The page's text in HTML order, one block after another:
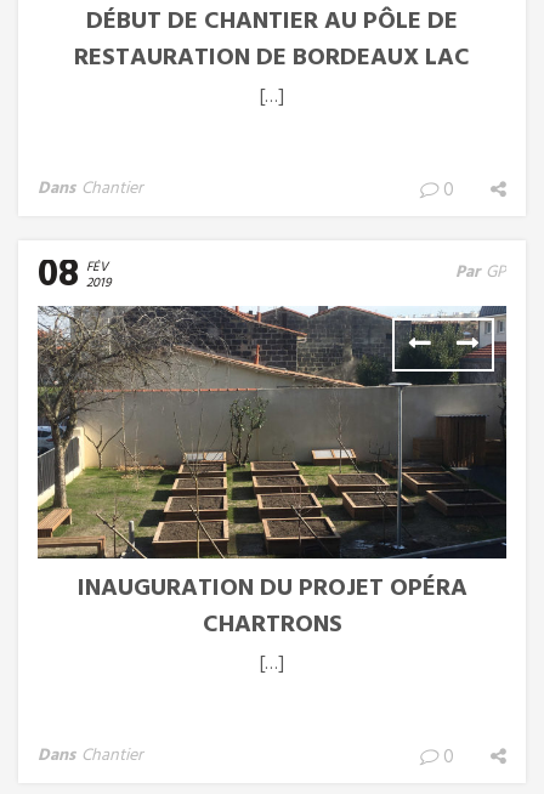
DÉBUT DE CHANTIER AU PÔLE DE
RESTAURATION DE BORDEAUX LAC
[…]
Dans Chantier 0
08 FÉV
2019 Par GP
INAUGURATION DU PROJET OPÉRA
CHARTRONS
[…]
Dans Chantier 0